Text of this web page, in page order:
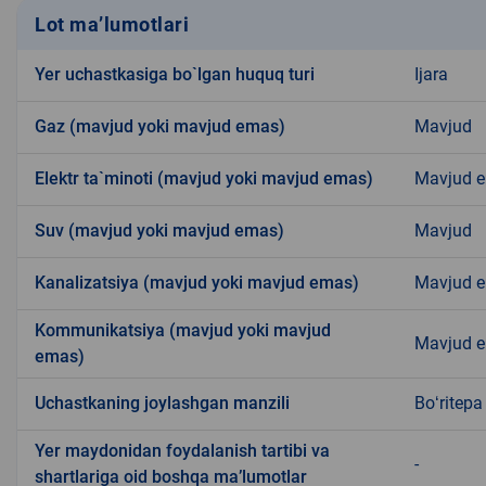
Lot ma’lumotlari
Yer uchastkasiga bo`lgan huquq turi Ijara
Gaz (mavjud yoki mavjud emas) Mavjud
Elektr ta`minoti (mavjud yoki mavjud emas) Mavjud
Suv (mavjud yoki mavjud emas) Mavjud
Kanalizatsiya (mavjud yoki mavjud emas) Mavjud
Kommunikatsiya (mavjud yoki mavjud
emas)
Mavjud
Uchastkaning joylashgan manzili
Yer maydonidan foydalanish tartibi va
shartlariga oid boshqa ma’lumotlar
-